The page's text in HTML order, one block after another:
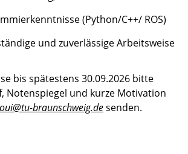
(Python/C++/ ROS)
und zuverlässige Arbeitsweise
bis spätestens 30.09.2026 bitte
Notenspiegel und kurze Motivation
braunschweig.desenden.